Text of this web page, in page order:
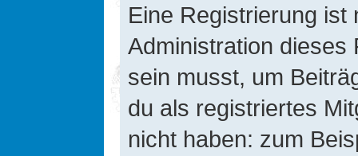
Eine Registrierung ist
Administration dieses
sein musst, um
du als registriertes
nicht haben: zum